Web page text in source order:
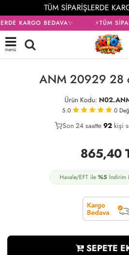
TÜM SİPARİŞLERDE
KARGO BEDAVA✨ ⚡TÜM
menü
ANM 20929 28
Ürün Kodu:
5.0 0
42
Son 24 saatte 92kişi
23
865,40
Havale/EFT ile %5 İndirim
SEPETE